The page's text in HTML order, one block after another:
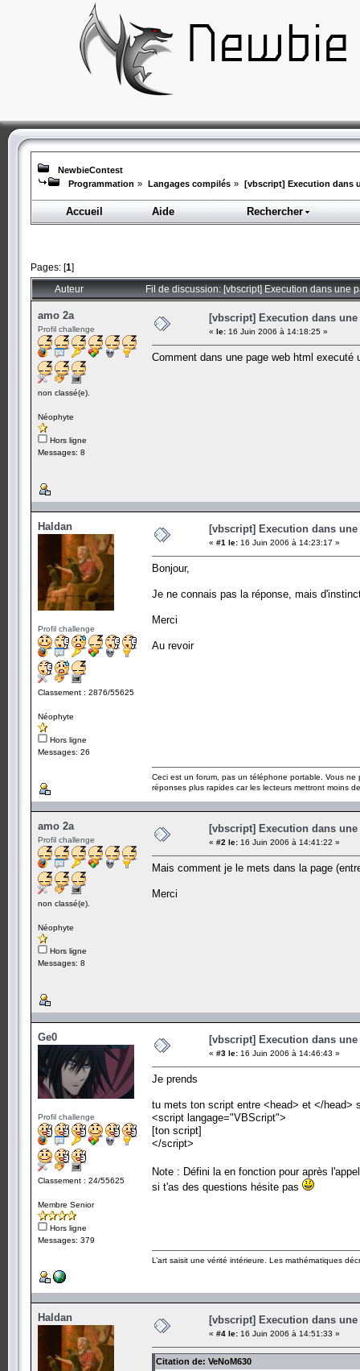
NewbieContest
Programmation » Langages compilés » [vbscript] Execution dans
Accueil Aide Rechercher
Pages: [1]
Auteur Fil de discussion: [vbscript] Execution dans une
amo 2a
Profil challenge
non classé(e).
Néophyte
Hors ligne
Messages: 8
[vbscript] Execution dans une
« le: 16 Juin 2006 à 14:18:25 »
Comment dans une page web html
Haldan
Profil challenge
Classement : 2876/55625
Néophyte
Hors ligne
Messages: 26
[vbscript] Execution dans une
« #1 le: 16 Juin 2006 à 14:23:17 »
Bonjour,
Je ne connais pas la réponse, mais
Merci
Au revoir
Ceci est un forum, pas un téléphone portable. Vous
réponses plus rapides car les lecteurs mettront moins
amo 2a
Profil challenge
non classé(e).
Néophyte
Hors ligne
Messages: 8
[vbscript] Execution dans une
« #2 le: 16 Juin 2006 à 14:41:22 »
Mais comment je le mets dans la page
Merci
Ge0
Profil challenge
Classement : 24/55625
Membre Senior
Hors ligne
Messages: 379
[vbscript] Execution dans une
« #3 le: 16 Juin 2006 à 14:46:43 »
Je prends
tu mets ton script entre <head> et </head>
<script langage="VBScript">
[ton script]
</script>
Note : Défini la en fonction pour après
si t'as des questions hésite pas
L’art saisit une vérité intérieure. Les mathématiques
Haldan [vbscript] Execution dans une
« #4 le: 16 Juin 2006 à 14:51:33 »
Citation de: VeNoM630